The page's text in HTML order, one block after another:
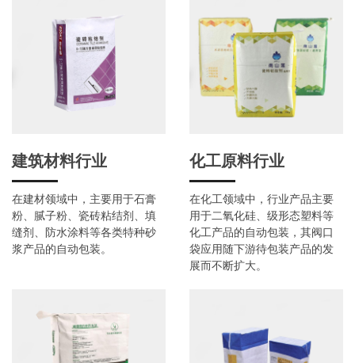
建筑材料行业
在建材领域中，主要用于石膏
粉、腻子粉、瓷砖粘结剂、填
缝剂、防水涂料等各类特种砂
浆产品的自动包装。
化工原料行业
在化工领域中，行业产品主要
用于二氧化硅、级形态塑料等
化工产品的自动包装，其阀口
袋应用随下游待包装产品的发
展而不断扩大。